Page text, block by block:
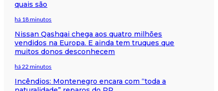
quais são
há 18 minutos
Nissan Qashqai chega aos quatro milhões
vendidos na Europa. E ainda tem truques que
muitos donos desconhecem
há 22 minutos
Incêndios: Montenegro encara com “toda a